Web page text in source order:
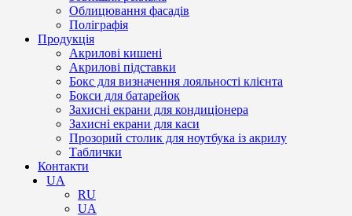
Облицювання фасадів
Поліграфія
Продукція
Акрилові кишені
Акрилові підставки
Бокс для визначення лояльності клієнта
Бокси для батарейок
Захисні екрани для кондиціонера
Захисні екрани для каси
Прозорий столик для ноутбука із акрилу
Таблички
Контакти
UA
RU
UA